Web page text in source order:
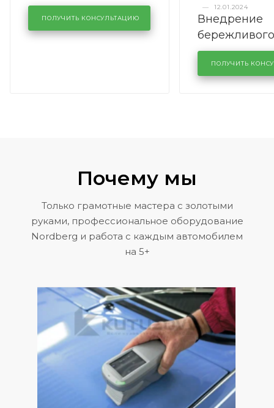
полностью
ПОЛУЧИТЬ КОНСУЛЬТАЦИЮ
—
12.01.2024
Внедрение
бережливого
кузовном
KUTUZOVV
ПОЛУЧИТЬ
Почему мы
Только грамотные мастера с золотыми
руками, профессиональное оборудование
Nordberg и работа с каждым автомобилем
на 5+